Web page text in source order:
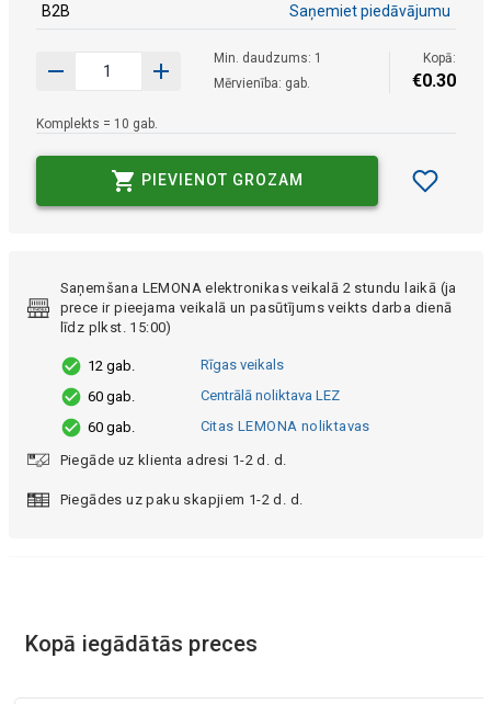
B2B Saņemiet piedāvājumu
Min. daudzums: 1
Mērvienība: gab.
Kopā:
€0.30
Komplekts = 10 gab.
PIEVIENOT GROZAM
Saņemšana LEMONA elektronikas veikalā 2 stundu laikā (ja
prece ir pieejama veikalā un pasūtījums veikts darba dienā
līdz plkst. 15:00)
12 gab.
Rīgas veikals
60 gab.
Centrālā noliktava LEZ
60 gab.
Citas LEMONA noliktavas
Piegāde uz klienta adresi 1-2 d. d.
Piegādes uz paku skapjiem 1-2 d. d.
Kopā iegādātās preces